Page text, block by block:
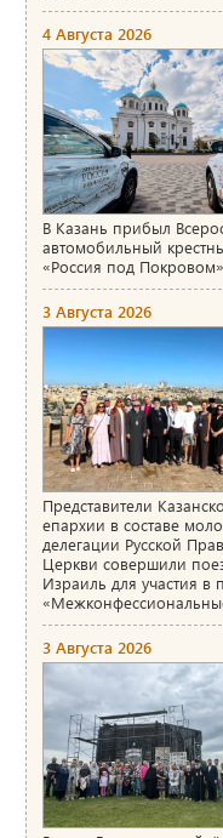
4 Августа 2026
В Казань прибыл
автомобильный
«Россия под Покровом»
3 Августа 2026
Представители
епархии в составе
делегации Русской
Церкви совершили
Израиль для участия в
3 Августа 2026